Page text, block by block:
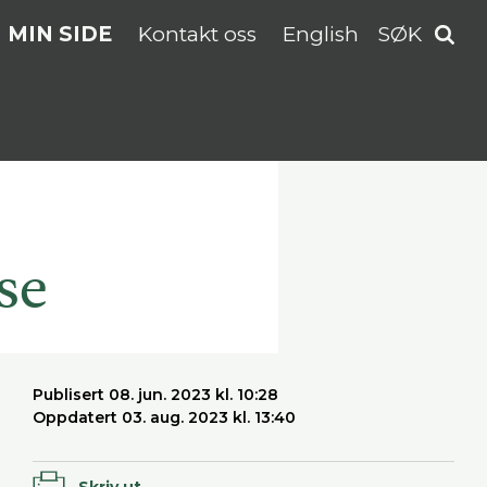
MIN SIDE Kontakt oss English SØK
Publisert 08. jun. 2023 kl. 10:28
Oppdatert 03. aug. 2023 kl. 13:40